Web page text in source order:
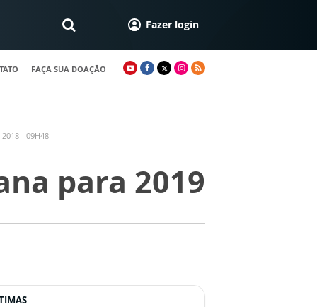
Fazer login
FAÇA SUA DOAÇÃO
2018 - 09H48
para 2019